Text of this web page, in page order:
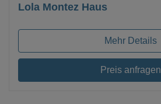
Lola Montez Haus
Mehr Details
Preis anfragen